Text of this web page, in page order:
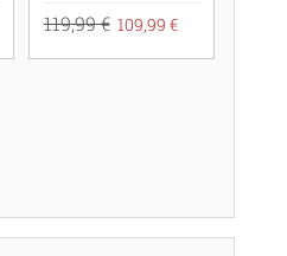
119,99 € 109,99 €